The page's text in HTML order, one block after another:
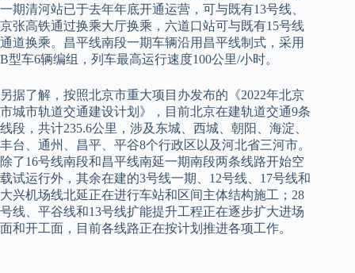
一期清河站已于去年年底开通运营，可与既有13号线、
京张高铁通过换乘大厅换乘，六道口站可与既有15号线
通道换乘。昌平线南段一期车辆沿用昌平线制式，采用
B型车6辆编组，列车最高运行速度100公里/小时。
另据了解，按照北京市重大项目办发布的《2022年北京
市城市轨道交通建设计划》，目前北京在建轨道交通9条
线段，共计235.6公里，涉及东城、西城、朝阳、海淀、
丰台、通州、昌平、平谷8个行政区以及河北省三河市。
除了16号线南段和昌平线南延一期南段两条线路开始空
载试运行外，其余在建的3号线一期、12号线、17号线和
大兴机场线北延正在进行车站和区间主体结构施工；28
号线、平谷线和13号线扩能提升工程正在逐步扩大进场
面和开工面，目前各线路正在按计划推进各项工作。